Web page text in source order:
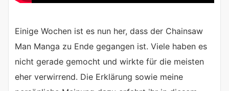
Einige Wochen ist es nun her, dass der Chainsaw
Man Manga zu Ende gegangen ist. Viele haben es
nicht gerade gemocht und wirkte für die meisten
eher verwirrend. Die Erklärung sowie meine